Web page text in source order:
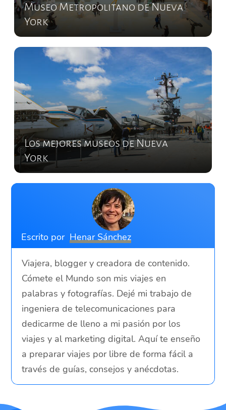
Museo Metropolitano de Nueva
York
Los mejores museos de Nueva
York
Escrito por Henar Sánchez
Viajera, blogger y creadora de contenido.
Cómete el Mundo son mis viajes en
palabras y fotografías. Dejé mi trabajo de
ingeniera de telecomunicaciones para
dedicarme de lleno a mi pasión por los
viajes y al marketing digital. Aquí te enseño
a preparar viajes por libre de forma fácil a
través de guías, consejos y anécdotas.